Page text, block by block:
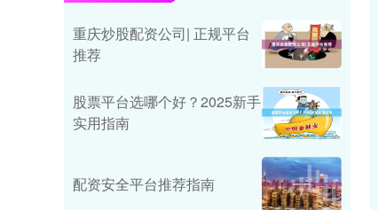
重庆炒股配资公司| 正规平台
推荐
股票平台选哪个好？2025新手
实用指南
配资安全平台推荐指南